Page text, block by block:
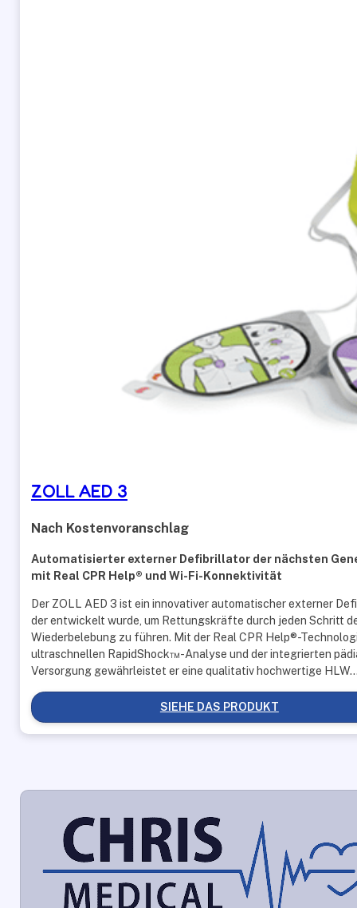
ZOLL AED 3
Nach Kostenvoranschlag
Automatisierter externer Defibrillator der nächsten
mit Real CPR Help® und Wi-Fi-Konnektivität
Der ZOLL AED 3 ist ein innovativer automatischer externer
der entwickelt wurde, um Rettungskräfte durch jeden Schritt
Wiederbelebung zu führen. Mit der Real CPR Help®-
ultraschnellen RapidShock™-Analyse und der integrierten
Versorgung gewährleistet er eine qualitativ hochwertige
SIEHE DAS PRODUKT